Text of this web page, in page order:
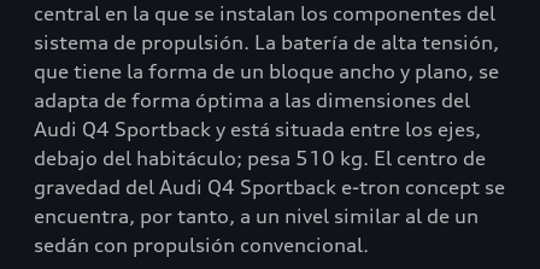
central en la que se instalan los componentes del
sistema de propulsión. La batería de alta tensión,
que tiene la forma de un bloque ancho y plano, se
adapta de forma óptima a las dimensiones del
Audi Q4 Sportback y está situada entre los ejes,
debajo del habitáculo; pesa 510 kg. El centro de
gravedad del Audi Q4 Sportback e-tron concept se
encuentra, por tanto, a un nivel similar al de un
sedán con propulsión convencional.